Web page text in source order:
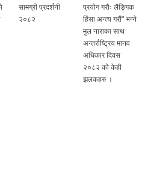
सामग्री प्रदर्शनी
२०८२
प्रयोग गरौः लैङ्गिक
हिंसा अन्त्य गरौं" भन्ने
मुल नाराका साथ
अन्तर्राष्ट्रिय मानव
अधिकार दिवस
२०८२ को केही
झलकहरु ।